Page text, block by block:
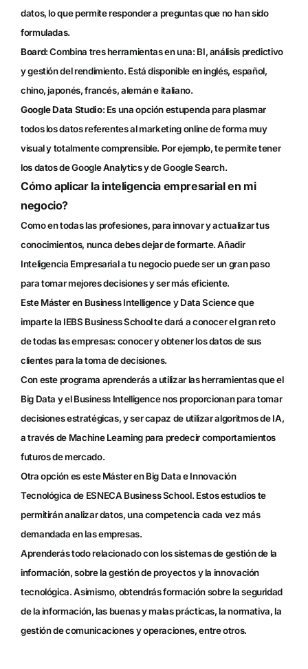
datos, lo que permite responder a preguntas que no han sido
formuladas.
Board: Combina tres herramientas en una: BI, análisis predictivo
y gestión del rendimiento. Está disponible en inglés, español,
chino, japonés, francés, alemán e italiano.
Google Data Studio: Es una opción estupenda para plasmar
todos los datos referentes al marketing online de forma muy
visual y totalmente comprensible. Por ejemplo, te permite tener
los datos de Google Analytics y de Google Search.
Cómo aplicar la inteligencia empresarial en mi
negocio?
Como en todas las profesiones, para innovar y actualizar tus
conocimientos, nunca debes dejar de formarte. Añadir
Inteligencia Empresarial a tu negocio puede ser un gran paso
para tomar mejores decisiones y ser más eficiente.
EsteMáster en Business Intelligence y Data Scienceque
imparte la IEBS Business School te dará a conocer el gran reto
de todas las empresas: conocer y obtener los datos de sus
clientes para la toma de decisiones.
Con este programa aprenderás a utilizar las herramientas que el
Big Data y el Business Intelligence nos proporcionan para tomar
decisiones estratégicas, y ser capaz de utilizar algoritmos de IA,
a través de Machine Learning para predecir comportamientos
futuros de mercado.
Otra opción es esteMáster en Big Data e Innovación
Tecnológica de ESNECA Business School. Estos estudios te
permitirán analizar datos, una competencia cada vez más
demandada en las empresas.
Aprenderás todo relacionado con los sistemas de gestión de la
información, sobre la gestión de proyectos y la innovación
tecnológica. Asimismo, obtendrás formación sobre la seguridad
de la información, las buenas y malas prácticas, la normativa, la
gestión de comunicaciones y operaciones, entre otros.